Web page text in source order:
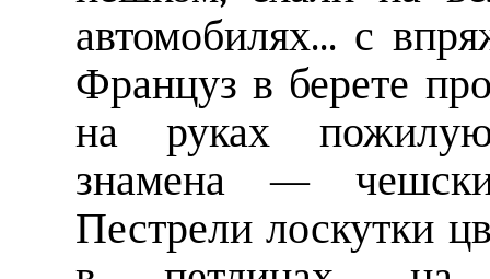
автомобилях... с
Француз в берете
на руках
знамена —
Пестрели лоскутки